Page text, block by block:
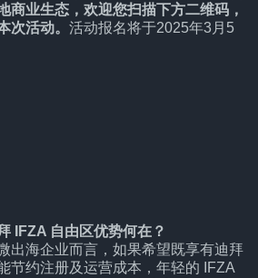
商业生态，欢迎您扫描下方二维码，
次活动。 活动报名将于2025年3月5
IFZA 自由区优势何在？
出海企业而言，如果希望既享有迪拜
节约注册及运营成本，年轻的 IFZA